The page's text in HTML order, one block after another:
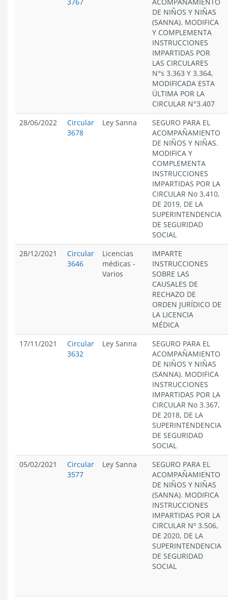
DE NIÑOS Y NIÑAS
(SANNA). MODIFICA
Y COMPLEMENTA
INSTRUCCIONES
IMPARTIDAS POR
LAS CIRCULARES
N°s 3.363 Y 3.364,
MODIFICADA ESTA
ÚLTIMA POR LA
CIRCULAR N°3.407
28/06/2022
Circular
3678
Ley Sanna
SEGURO PARA EL
ACOMPAÑAMIENTO
DE NIÑOS Y NIÑAS.
MODIFICA Y
COMPLEMENTA
INSTRUCCIONES
IMPARTIDAS POR LA
CIRCULAR No 3.410,
DE 2019, DE LA
SUPERINTENDENCIA
DE SEGURIDAD
SOCIAL
28/12/2021
Circular
3646
Licencias
médicas -
Varios
IMPARTE
INSTRUCCIONES
SOBRE LAS
CAUSALES DE
RECHAZO DE
ORDEN JURÍDICO DE
LA LICENCIA
MÉDICA
17/11/2021
Circular
3632
Ley Sanna
SEGURO PARA EL
ACOMPAÑAMIENTO
DE NIÑOS Y NIÑAS
(SANNA). MODIFICA
INSTRUCCIONES
IMPARTIDAS POR LA
CIRCULAR No 3.367,
DE 2018, DE LA
SUPERINTENDENCIA
DE SEGURIDAD
SOCIAL
05/02/2021
Circular
3577
Ley Sanna
SEGURO PARA EL
ACOMPAÑAMIENTO
DE NIÑOS Y NIÑAS
(SANNA). MODIFICA
INSTRUCCIONES
IMPARTIDAS POR LA
CIRCULAR Nº 3.506,
DE 2020, DE LA
SUPERINTENDENCIA
DE SEGURIDAD
SOCIAL